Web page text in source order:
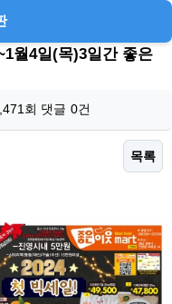
월4일(목)3일간 좋은
회 댓글 0건
목록